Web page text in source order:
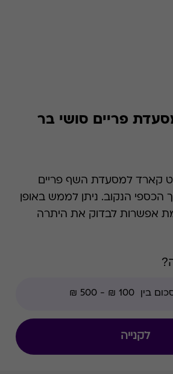
פריים סושי בר
קארד למסעדת השף פריים
סושי בר עפ"י הערך הכספי הנקוב. ניתן לממש באופן
אפשרות לבדוק את היתרה
לקנייה